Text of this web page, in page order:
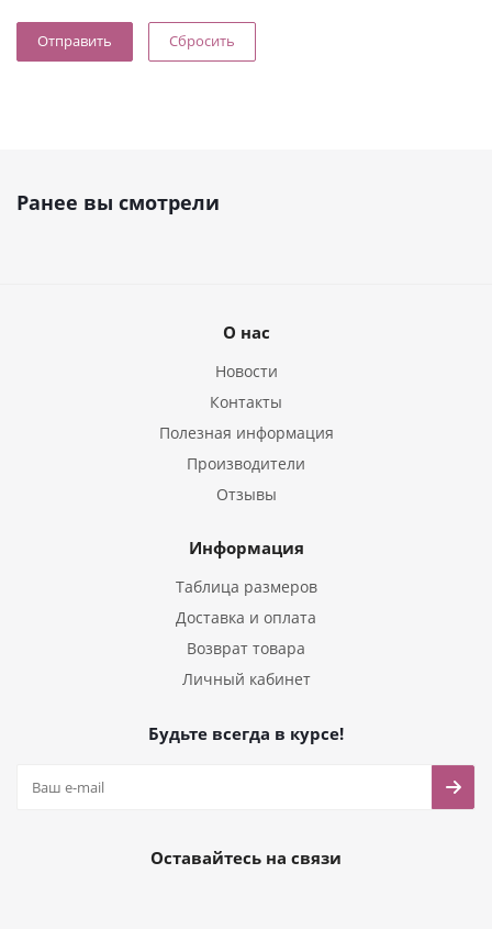
Сбросить
Ранее вы смотрели
О нас
Новости
Контакты
Полезная информация
Производители
Отзывы
Информация
Таблица размеров
Доставка и оплата
Возврат товара
Личный кабинет
Будьте всегда в курсе!
Оставайтесь на связи